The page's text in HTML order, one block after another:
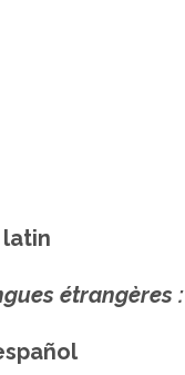
étrangères :